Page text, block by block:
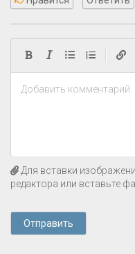
Добавить комментарий
Для вставки
редактора или вставьте